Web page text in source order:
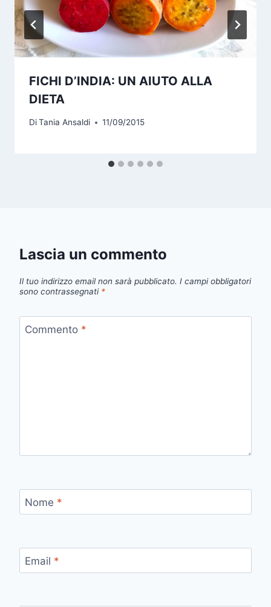
FICHI D’INDIA: UN AIUTO ALLA
DIETA
DiTania Ansaldi 11/09/2015
Lascia un commento
Il tuo indirizzo email non sarà pubblicato. I campi obbligatori
sono contrassegnati *
Commento *
Nome *
Email *